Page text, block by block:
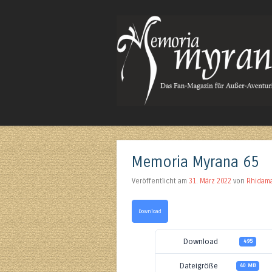
Memoria Myrana 65
Veröffentlicht am 31. März 2022 von
Download
Download 495
Dateigröße 40 MB